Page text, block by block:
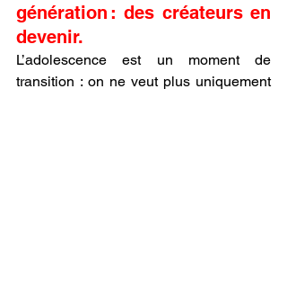
génération : des créateurs en
devenir.
L’adolescence est un moment de
transition : on ne veut plus uniquement